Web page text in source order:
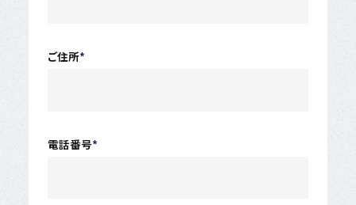
ご住所*
電話番号*